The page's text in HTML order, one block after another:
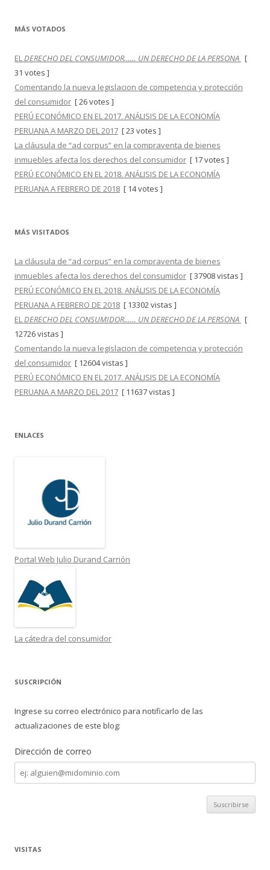
MÁS VOTADOS
ELDERECHO DEL CONSUMIDOR…… UN DERECHO DE LA PERSONA [
31 votes ]
Comentando la nueva legislacion de competencia y protección
del consumidor [ 26 votes ]
PERÚ ECONÓMICO EN EL 2017. ANÁLISIS DE LA ECONOMÍA
PERUANA A MARZO DEL 2017 [ 23 votes ]
La cláusula de “ad corpus” en la compraventa de bienes
inmuebles afecta los derechos del consumidor [ 17 votes ]
PERÚ ECONÓMICO EN EL 2018. ANÁLISIS DE LA ECONOMÍA
PERUANA A FEBRERO DE 2018 [ 14 votes ]
MÁS VISITADOS
La cláusula de “ad corpus” en la compraventa de bienes
inmuebles afecta los derechos del consumidor [ 37908 vistas ]
PERÚ ECONÓMICO EN EL 2018. ANÁLISIS DE LA ECONOMÍA
PERUANA A FEBRERO DE 2018 [ 13302 vistas ]
ELDERECHO DEL CONSUMIDOR…… UN DERECHO DE LA PERSONA [
12726 vistas ]
Comentando la nueva legislacion de competencia y protección
del consumidor [ 12604 vistas ]
PERÚ ECONÓMICO EN EL 2017. ANÁLISIS DE LA ECONOMÍA
PERUANA A MARZO DEL 2017 [ 11637 vistas ]
ENLACES
Portal Web Julio Durand Carrión
La cátedra del consumidor
SUSCRIPCIÓN
Ingrese su correo electrónico para notificarlo de las
actualizaciones de este blog:
Dirección de correo
Dirección
de
correo
VISITAS